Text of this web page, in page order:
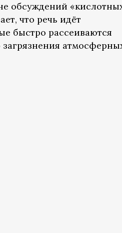
обсуждений
что речь идёт
быстро рассеиваются